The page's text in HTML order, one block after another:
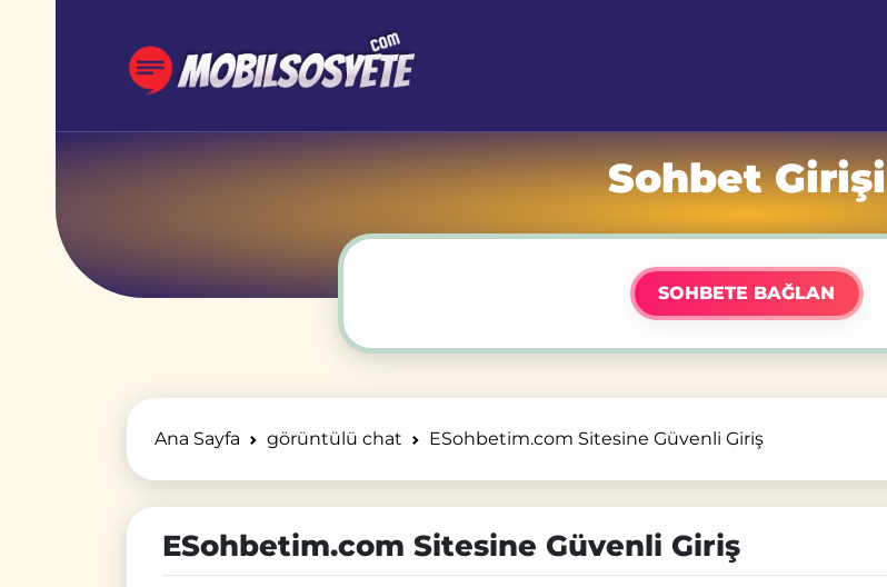
Sohbet Girişi
SOHBETE BAĞLAN
Ana Sayfa görüntülü chat ESohbetim.com Sitesine Güvenli Giriş
ESohbetim.com Sitesine Güvenli Giriş